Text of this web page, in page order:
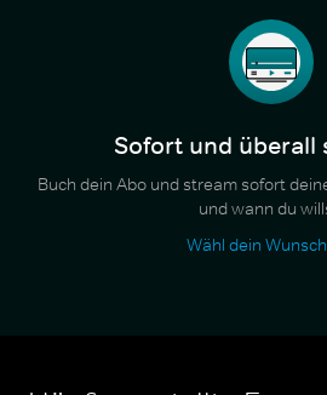
Sofort und überall
Buch dein Abo und stream sofort
und wann du
Wähl dein